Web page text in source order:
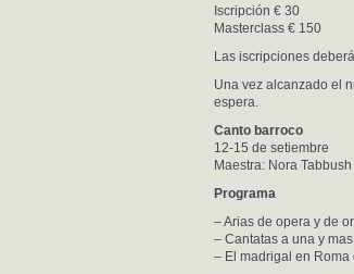
Iscripción € 30
Masterclass € 150
Las iscripciones
Una vez alcanzado el
espera.
Canto barroco
12-15 de setiembre
Maestra: Nora Tabbush
Programa
– Arias de opera y de
– Cantatas a una y
– El madrigal en Roma